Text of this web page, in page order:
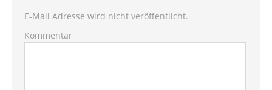
E-Mail Adresse wird nicht veröffentlicht.
Kommentar